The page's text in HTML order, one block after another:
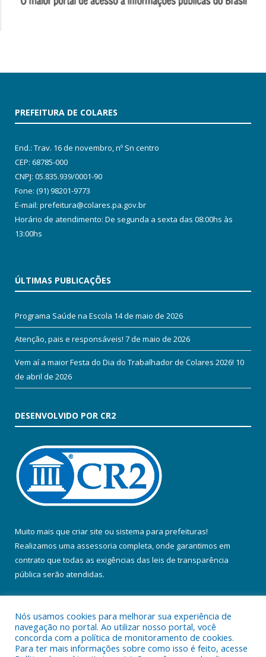
PREFEITURA DE COLARES
End.: Trav. 16 de novembro, nº Sn centro
CEP: 68785-000
CNPJ: 05.835.939/0001-90
Fone: (91) 98201-9773
E-mail: prefeitura@colares.pa.gov.br
Horário de atendimento: De segunda a sexta das 08:00hs às
13:00hs
ÚLTIMAS PUBLICAÇÕES
Programa Saúde na Escola 14 de maio de 2026
Atenção, pais e responsáveis! 7 de maio de 2026
Vem aí a maior Festa do Dia do Trabalhador de Colares 2026! 10
de abril de 2026
DESENVOLVIDO POR CR2
Muito mais que criar site ou sistema para prefeituras!
Realizamos uma assessoria completa, onde garantimos em
contrato que todas as exigências das leis de transparência
pública serão atendidas.
Nós usamos cookies para melhorar sua experiência de
navegação no portal. Ao utilizar nosso portal, você
concorda com a política de monitoramento de cookies.
Para ter mais informações sobre como isso é feito, acesse